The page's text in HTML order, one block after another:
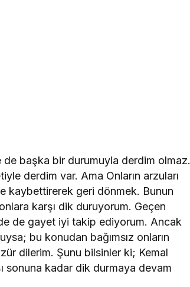
de başka bir durumuyla derdim olmaz.
derdim var. Ama Onların arzuları
kaybettirerek geri dönmek. Bunun
karşı dik duruyorum. Geçen
de gayet iyi takip ediyorum. Ancak
bu konudan bağımsız onların
dilerim. Şunu bilsinler ki; Kemal
sonuna kadar dik durmaya devam